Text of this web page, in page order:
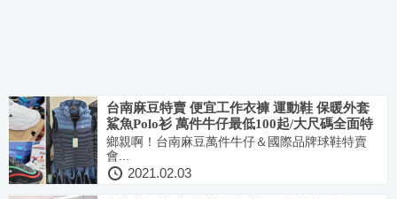
台南麻豆特賣 便宜工作衣褲 運動鞋 保暖外套
鯊魚Polo衫 萬件牛仔最低100起/大尺碼全面特
價
鄉親啊！台南麻豆萬件牛仔＆國際品牌球鞋特賣
會...
2021.02.03